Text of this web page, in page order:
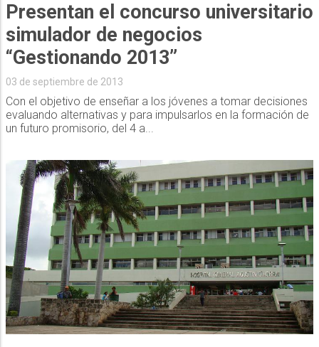
Presentan el concurso universitario
simulador de negocios
“Gestionando 2013”
03 de septiembre de 2013
Con el objetivo de enseñar a los jóvenes a tomar decisiones
evaluando alternativas y para impulsarlos en la formación de
un futuro promisorio, del 4 a...